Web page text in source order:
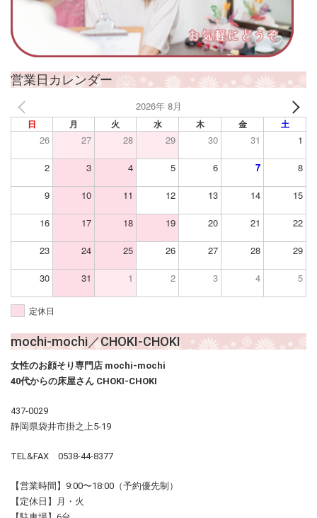
営業日カレンダー
2026年 8月
日 月 火 水 木 金 土
26 27 28 29 30 31 1
2 3 4 5 6 7 8
9 10 11 12 13 14 15
16 17 18 19 20 21 22
23 24 25 26 27 28 29
30 31 1 2 3 4 5
定休日
mochi-mochi／CHOKI-CHOKI
女性のお顔そり専門店 mochi-mochi
40代からの床屋さん CHOKI-CHOKI
437-0029
静岡県袋井市掛之上5-19
TEL&FAX 0538-44-8377
【営業時間】9:00〜18:00（予約優先制）
【定休日】月・火